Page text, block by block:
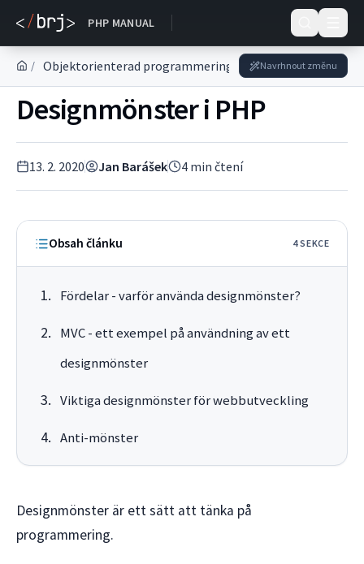
PHP MANUAL
DOKUMENTACE
/ Objektorienterad programmering i PHP Serie om
Navrhnout změnu
Designmönster i PHP
13. 2. 2020 Jan Barášek 4 min čtení
Obsah článku 4SEKCE
Fördelar - varför använda designmönster?
MVC - ett exempel på användning av ett
designmönster
Viktiga designmönster för webbutveckling
Anti-mönster
Designmönster är ett sätt att tänka på
programmering.